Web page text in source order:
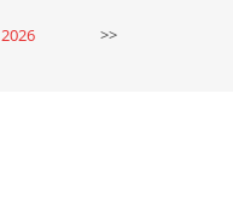
2026 >>